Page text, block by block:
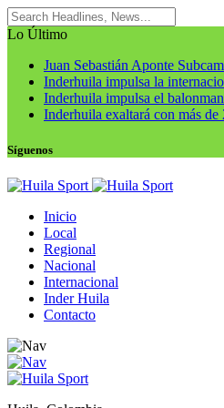
Lo Último
Juan Sebastián Aponte
Inderhuila impulsa la
Inderhuila impulsa el
Inderhuila exaltará con más
Síguenos
Inicio
Local
Regional
Nacional
Internacional
Inder Huila
Contacto